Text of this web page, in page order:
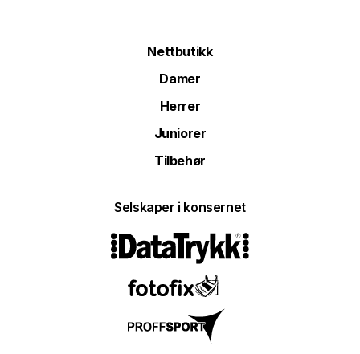
Nettbutikk
Damer
Herrer
Juniorer
Tilbehør
Selskaper i konsernet